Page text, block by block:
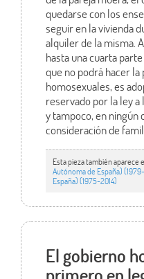
quedarse con los
seguir en la vivienda
alquiler de la misma.
hasta una cuarta
que no podrá hacer la
homosexuales, es
reservado por la ley
y tampoco, en ningún
consideración de
Esta pieza también aparece
Autónoma de España)
España) (1975-2014)
El gobierno